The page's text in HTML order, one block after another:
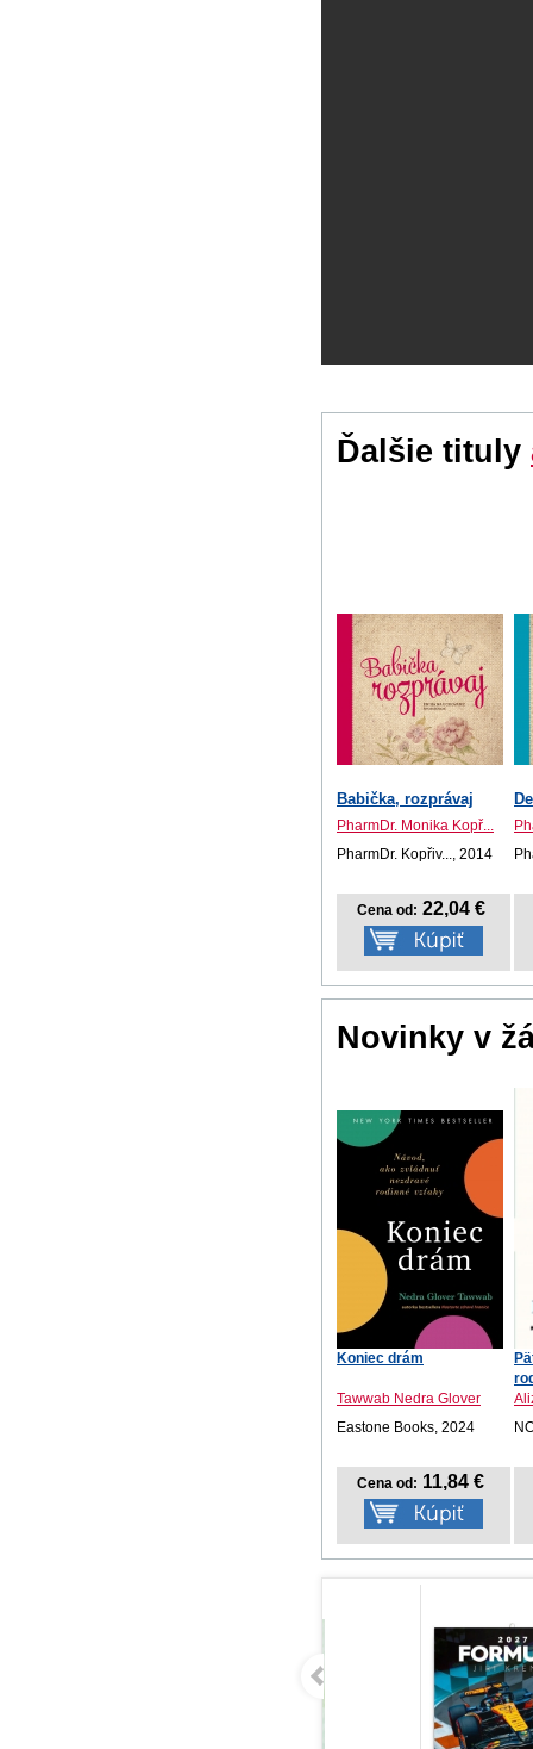
Ďalšie tituly
Babička, rozprávaj
PharmDr. Monika Kopř...
PharmDr. Kopřiv..., 2014
Cena od: 22,04 €
Novinky v
Koniec drám
Tawwab Nedra Glover
Eastone Books, 2024
Cena od: 11,84 €